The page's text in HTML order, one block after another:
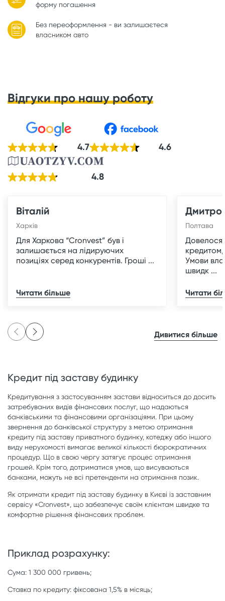
форму погашення
Без переоформлення - ви залишаєтеся
власником авто
Відгуки про нашу роботу
4.7 4.6
4.8
Віталій
Харків
Для Харкова “Cronvest” був і
залишається на лідируючих
позиціях серед конкурентів. Гроші ...
Читати більше
Дмитро
Полтава
Довелося
Умови
швидк ...
Читати
Дивитися більше
Кредит під заставу будинку
Кредитування з застосуванням застави відноситься до досить
затребуваних видів фінансових послуг, що надаються
банківськими та фінансовими організаціями. При цьому
звернення до банківської структуру з метою отримання
кредиту під заставу приватного будинку, котеджу або іншого
виду нерухомості вимагає великої кількості бюрократичних
процедур. Що в свою чергу затягує процес отримання
грошей. Крім того, дотриматися умов, що висуваються
банками, можуть не всі претенденти на отримання позик.
Як отримати кредит під заставу будинку в Києві із заставним
сервісу «Cronvest», що забезпечує своїм клієнтам швидке та
комфортне рішення фінансових проблем.
Приклад розрахунку:
Сума: 1 300 000 гривень;
Ставка по кредиту: фіксована 1,5% в місяць;